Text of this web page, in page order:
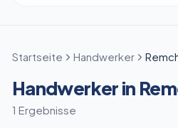
Startseite Handwerker
Handwerker in
1 Ergebnisse